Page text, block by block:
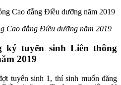
Cao đẳng Điều dưỡng năm 2019
tuyển sinh Liên thông
2019
tuyển sinh 1, thí sinh muốn đăng